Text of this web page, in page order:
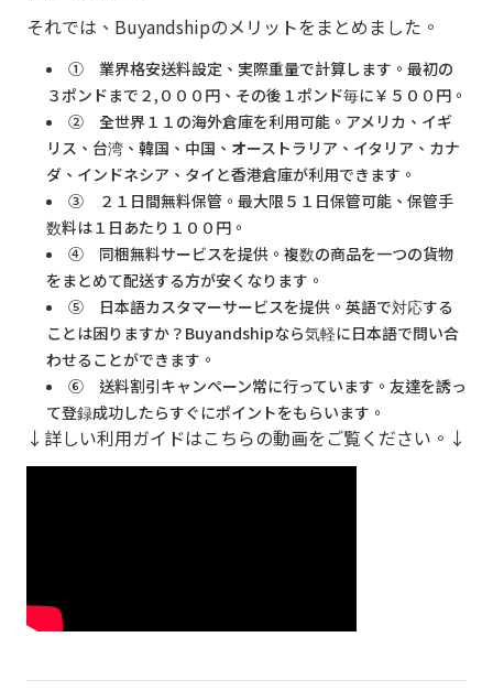
それでは、Buyandshipのメリットをまとめました。
① 業界格安送料設定、実際重量で計算します。最初の
３ポンドまで２,０００円、その後１ポンド毎に￥５００円。
② 全世界１１の海外倉庫を利用可能。アメリカ、イギ
リス、台湾、韓国、中国、オーストラリア、イタリア、カナ
ダ、インドネシア、タイと香港倉庫が利用できます。
③ ２１日間無料保管。最大限５１日保管可能、保管手
数料は１日あたり１００円。
④ 同梱無料サービスを提供。複数の商品を一つの貨物
をまとめて配送する方が安くなります。
⑤ 日本語カスタマーサービスを提供。英語で対応する
ことは困りますか？Buyandshipなら気軽に日本語で問い合
わせることができます。
⑥ 送料割引キャンペーン常に行っています。友達を誘っ
て登録成功したらすぐにポイントをもらいます。
↓詳しい利用ガイドはこちらの動画をご覧ください。↓